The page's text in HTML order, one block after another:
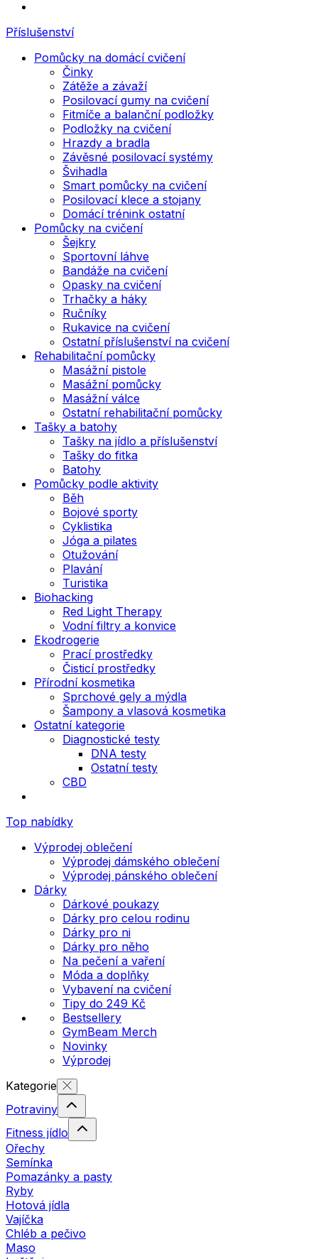
Příslušenství
Pomůcky na domácí cvičení
Činky
Zátěže a závaží
Posilovací gumy na cvičení
Fitmíče a balanční podložky
Podložky na cvičení
Hrazdy a bradla
Závěsné posilovací systémy
Švihadla
Smart pomůcky na cvičení
Posilovací klece a stojany
Domácí trénink ostatní
Pomůcky na cvičení
Šejkry
Sportovní láhve
Bandáže na cvičení
Opasky na cvičení
Trhačky a háky
Ručníky
Rukavice na cvičení
Ostatní příslušenství na cvičení
Rehabilitační pomůcky
Masážní pistole
Masážní pomůcky
Masážní válce
Ostatní rehabilitační pomůcky
Tašky a batohy
Tašky na jídlo a příslušenství
Tašky do fitka
Batohy
Pomůcky podle aktivity
Běh
Bojové sporty
Cyklistika
Jóga a pilates
Otužování
Plavání
Turistika
Biohacking
Red Light Therapy
Vodní filtry a konvice
Ekodrogerie
Prací prostředky
Čisticí prostředky
Přírodní kosmetika
Sprchové gely a mýdla
Šampony a vlasová kosmetika
Ostatní kategorie
Diagnostické testy
DNA testy
Ostatní testy
CBD
Top nabídky
Výprodej oblečení
Výprodej dámského oblečení
Výprodej pánského oblečení
Dárky
Dárkové poukazy
Dárky pro celou rodinu
Dárky pro ni
Dárky pro něho
Na pečení a vaření
Móda a doplňky
Vybavení na cvičení
Tipy do 249 Kč
Bestsellery
GymBeam Merch
Novinky
Výprodej
Kategorie
Potraviny
Fitness jídlo
Ořechy
Semínka
Pomazánky a pasty
Ryby
Hotová jídla
Vajíčka
Chléb a pečivo
Maso